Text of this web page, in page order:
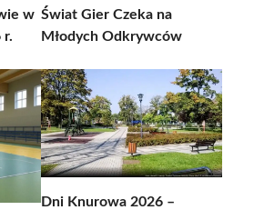
w
r.
Świat Gier Czeka na
Młodych Odkrywców
Dni Knurowa 2026 –